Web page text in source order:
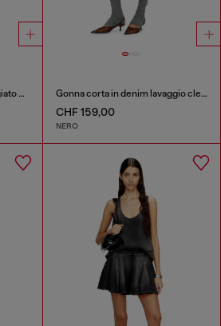
Gonna midi in raso drappeggiato con bordo in pizzo Gonna corta in denim lavaggio clean
CHF 159,00
NERO